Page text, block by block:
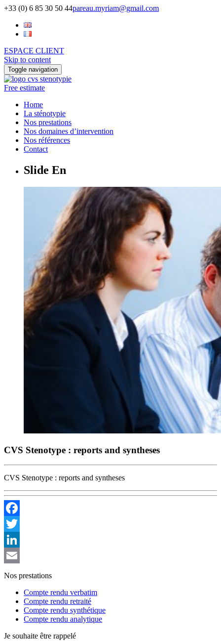
+33 (0) 6 85 30 50 44pareau.myriam@gmail.com
ESPACE CLIENT
Skip to content
Toggle navigation
Free estimate
Home
La sténotypie
Nos prestations
Nos domaines d’intervention
Nos références
Contact
Slide En
CVS Stenotype : reports and syntheses
CVS Stenotype : reports and syntheses
Facebook
Twitter
LinkedIn
Email
Nos prestations
Compte rendu verbatim
Compte rendu retraité
Compte rendu synthétique
Compte rendu analytique
Je souhaite être rappelé